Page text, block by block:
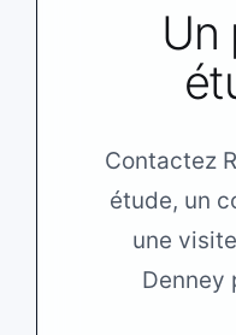
Un
Contactez
étude, un
une
Denney